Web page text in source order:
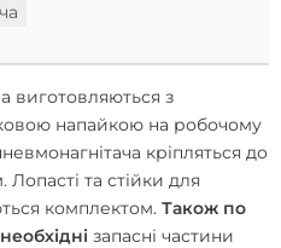
виготовляються з
напайкою на робочому
кріпляться до
Лопасті та стійки для
комплектом. Також по
запасні частини